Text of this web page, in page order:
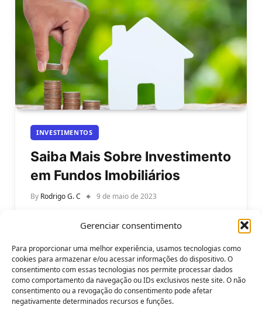
Gerenciar consentimento
Para proporcionar uma melhor experiência, usamos tecnologias como
cookies para armazenar e/ou acessar informações do dispositivo. O
consentimento com essas tecnologias nos permite processar dados
como comportamento da navegação ou IDs exclusivos neste site. O não
consentimento ou a revogação do consentimento pode afetar
negativamente determinados recursos e funções.
INVESTIMENTOS
Saiba Mais Sobre Investimento
em Fundos Imobiliários
By Rodrigo G. C 9 de maio de 2023
Imobiliários. Os fundos imobiliários (FIIs) são uma
alternativa atrativa para investidores que desejam
diversificar…